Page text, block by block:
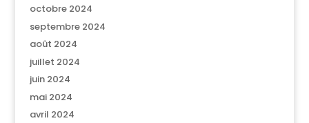
octobre 2024
septembre 2024
août 2024
juillet 2024
juin 2024
mai 2024
avril 2024